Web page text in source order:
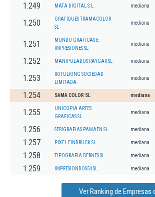
1.249 MATA DIGITAL S.L. mediana
1.250
GRAFIQUES TRAMACOLOR
SL
mediana
1.251
MUNDO GRAFICAS E
IMPRESIONES SL
mediana
1.252 MANIPULADOS RAYGAR SL mediana
1.253
ROTULKING SOCIEDAD
LIMITADA.
mediana
1.254 SAMA COLOR SL mediana
1.255
UNICOPIA ARTES
GRAFICAS SL
mediana
1.256 SERIGRAFIAS PAMAEN SL mediana
1.257 PIXEL EINDRUCK SL. mediana
1.258 TIPOGRAFIA BERNES SL mediana
1.259 IMPRESIONDOS54 SL mediana
Ver Ranking de Empresas